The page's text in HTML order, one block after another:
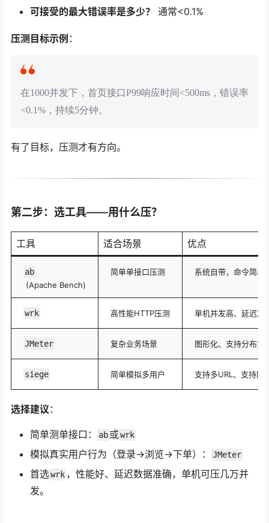
可接受的最大错误率是多少？
通常<0.1%
压测目标示例 ：
在1000并发下，首页接口P99响应时间<500ms，错误率
<0.1%，持续5分钟。
有了目标，压测才有方向。
第二步：选工具——用什么压？
工具 适合场景 优点
ab
(Apache Bench)
简单单接口压测 系统自带，命令简单
wrk 高性能HTTP压测 单机并发高、延迟准
JMeter 复杂业务场景 图形化、支持分布式
siege 简单模拟多用户 支持多URL、支持随
选择建议 ：
简单测单接口： ab或wrk
模拟真实用户行为（登录→浏览→下单）： JMeter
首选wrk ，性能好、延迟数据准确，单机可压几万并
发。